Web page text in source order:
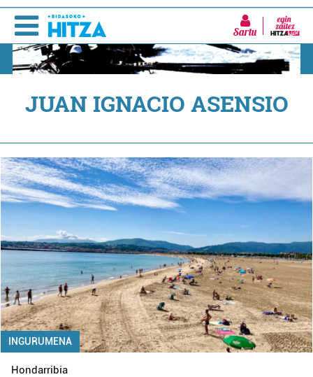
Sartu
JUAN IGNACIO ASENSIO
INGURUMENA
Hondarribia